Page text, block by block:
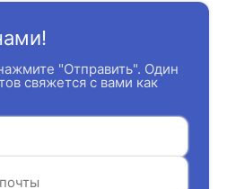
"Отправить". Один
свяжется с вами как